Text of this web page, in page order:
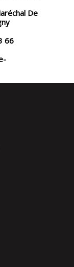
De
66